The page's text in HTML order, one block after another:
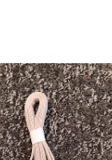
ョン
ート